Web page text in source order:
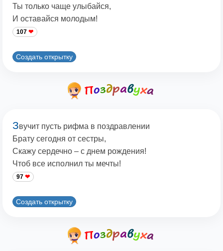
Ты только чаще улыбайся,
И оставайся молодым!
107
Создать открытку
Звучит пусть рифма в поздравлении
Брату сегодня от сестры,
Скажу сердечно – с днем рождения!
Чтоб все исполнил ты мечты!
97
Создать открытку